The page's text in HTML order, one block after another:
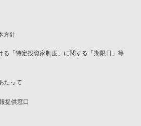
方針
る「特定投資家制度」に関する「期限日」等
たって
提供窓口